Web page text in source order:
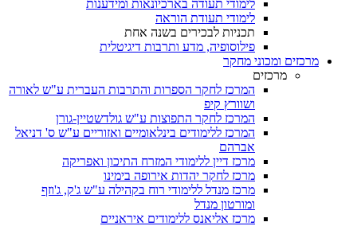
לימודי תעודה בארכיונאות ומידענות
לימודי תעודת הוראה
תכניות לבכירים בשנה אחת
פילוסופיה, מדע ותרבות דיגיטלית
מרכזים ומכוני מחקר
מרכזים
המרכז לחקר הספרות והתרבות העברית ע"ש לאורה
ושוורץ קיפ
המרכז לחקר התפוצות ע"ש גולדשטיין-גורן
המרכז ללימודים בינלאומיים ואזוריים ע"ש ס' דניאל
אברהם
מרכז דיין ללימודי המזרח התיכון ואפריקה
מרכז לחקר יהדות אירופה בימינו
מרכז מנדל ללימודי רוח בקהילה ע"ש ג'ק, ג'וזף
ומורטון מנדל
מרכז אליאנס ללימודים איראניים